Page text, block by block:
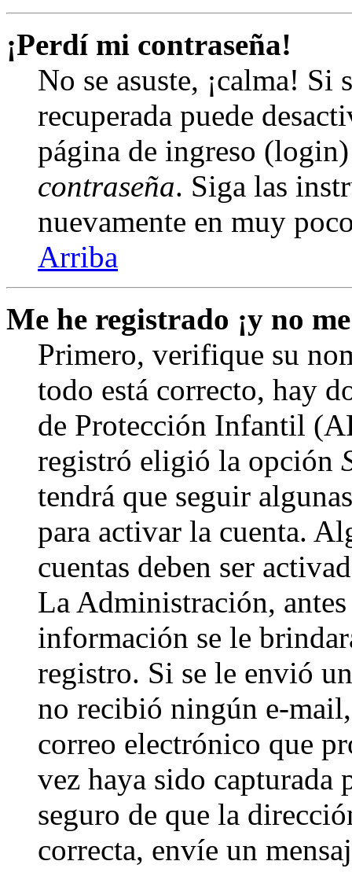
¡Perdí mi contraseña!
No se asuste, ¡calma! Si
recuperada puede
página de ingreso
contraseña. Siga las
nuevamente en muy
Arriba
Me he registrado ¡y no
Primero, verifique su
todo está correcto, hay
de Protección Infantil
registró eligió la opción
tendrá que seguir
para activar la cuenta.
cuentas deben ser
La Administración,
información se le
registro. Si se le envió
no recibió ningún e-
correo electrónico que
vez haya sido
seguro de que la
correcta, envíe un